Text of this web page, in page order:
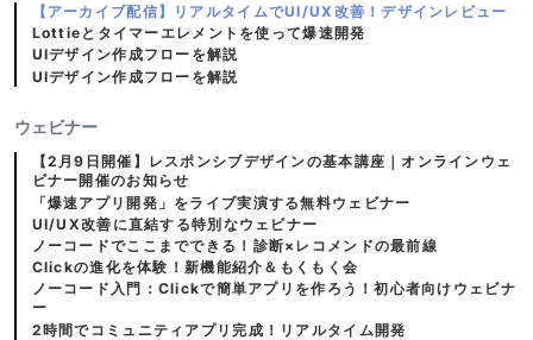
【アーカイブ配信】リアルタイムでUI/UX改善！デザインレビュー
Lottieとタイマーエレメントを使って爆速開発
UIデザイン作成フローを解説
UIデザイン作成フローを解説
ウェビナー
【2月9日開催】レスポンシブデザインの基本講座｜オンラインウェ
ビナー開催のお知らせ
「爆速アプリ開発」をライブ実演する無料ウェビナー
UI/UX改善に直結する特別なウェビナー
ノーコードでここまでできる！診断×レコメンドの最前線
Clickの進化を体験！新機能紹介＆もくもく会
ノーコード入門：Clickで簡単アプリを作ろう！初心者向けウェビナ
ー
2時間でコミュニティアプリ完成！リアルタイム開発